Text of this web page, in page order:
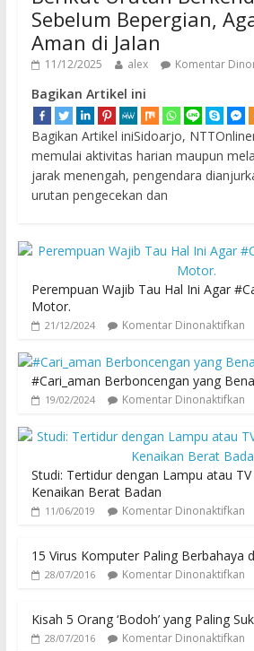
Sebelum Bepergian,
Aman di Jalan
11/12/2025 alex Komentar
Bagikan Artikel ini
Bagikan Artikel iniSidoarjo,
memulai aktivitas harian maupun
jarak menengah, pengendara
urutan pengecekan dan
Perempuan Wajib Tau Hal Ini Agar
Motor.
21/12/2024 Komentar Dinonaktifkan
#Cari_aman Berboncengan yang
19/02/2024 Komentar Dinonaktifkan
Studi: Tertidur dengan Lampu atau
Kenaikan Berat Badan
11/06/2019 Komentar Dinonaktifkan
15 Virus Komputer Paling Berbahaya
28/07/2016 Komentar Dinonaktifkan
Kisah 5 Orang ‘Bodoh’ yang Paling
28/07/2016 Komentar Dinonaktifkan